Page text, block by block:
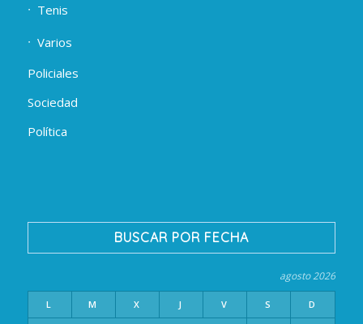
Tenis
Varios
Policiales
Sociedad
Política
BUSCAR POR FECHA
agosto 2026
L M X J V S D